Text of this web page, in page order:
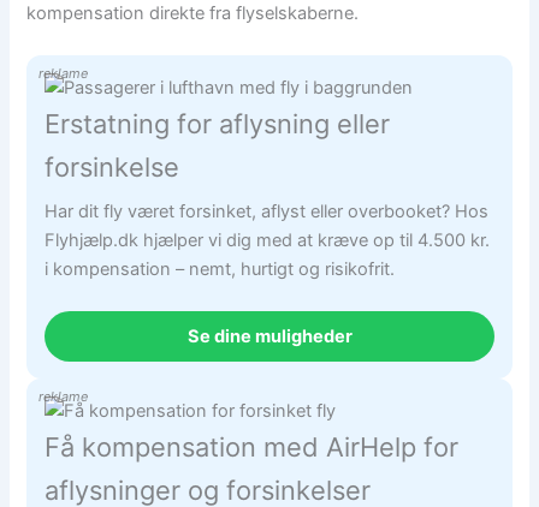
kompensation direkte fra flyselskaberne.
reklame
Erstatning for aflysning eller
forsinkelse
Har dit fly været forsinket, aflyst eller overbooket? Hos
Flyhjælp.dk hjælper vi dig med at kræve op til 4.500 kr.
i kompensation – nemt, hurtigt og risikofrit.
Se dine muligheder
reklame
Få kompensation med AirHelp for
aflysninger og forsinkelser